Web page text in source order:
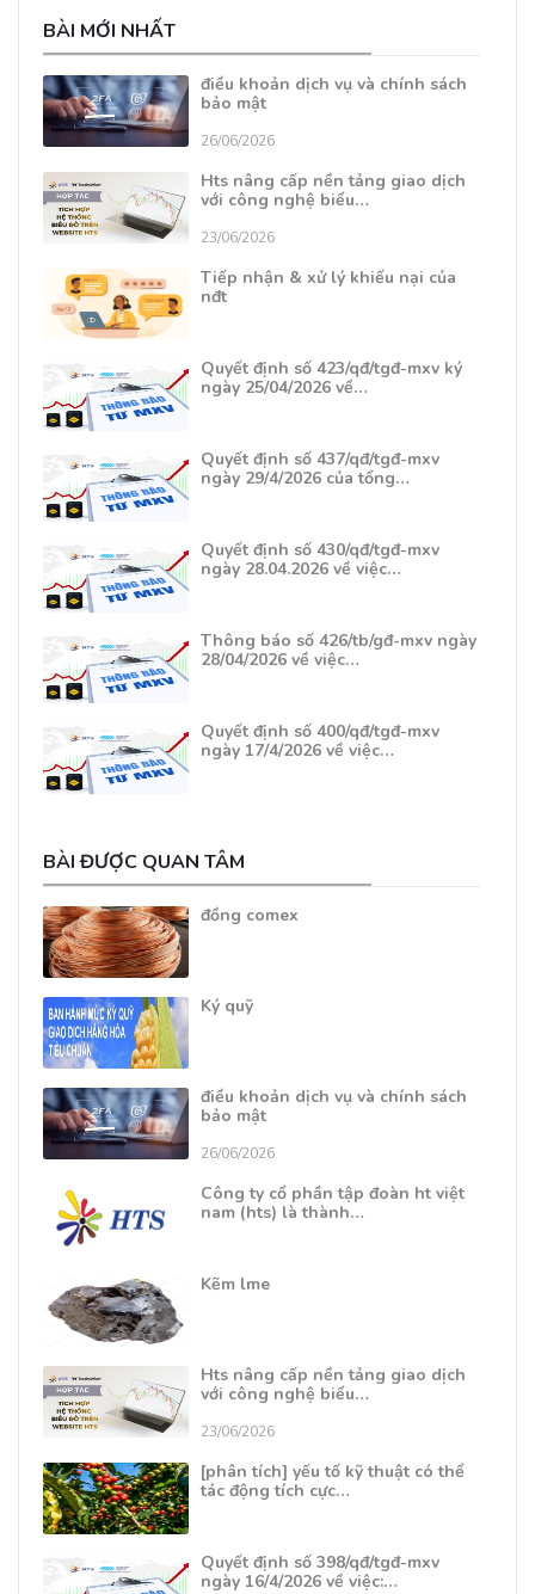
BÀI MỚI NHẤT
điều khoản dịch vụ và chính sách
bảo mật
26/06/2026
Hts nâng cấp nền tảng giao dịch
với công nghệ biểu…
23/06/2026
Tiếp nhận & xử lý khiếu nại của
nđt
Quyết định số 423/qđ/tgđ-mxv ký
ngày 25/04/2026 về…
Quyết định số 437/qđ/tgđ-mxv
ngày 29/4/2026 của tổng…
Quyết định số 430/qđ/tgđ-mxv
ngày 28.04.2026 về việc…
Thông báo số 426/tb/gđ-mxv ngày
28/04/2026 về việc…
Quyết định số 400/qđ/tgđ-mxv
ngày 17/4/2026 về việc…
BÀI ĐƯỢC QUAN TÂM
đồng comex
Ký quỹ
điều khoản dịch vụ và chính sách
bảo mật
26/06/2026
Công ty cổ phần tập đoàn ht việt
nam (hts) là thành…
Kẽm lme
Hts nâng cấp nền tảng giao dịch
với công nghệ biểu…
23/06/2026
[phân tích] yếu tố kỹ thuật có thể
tác động tích cực…
Quyết định số 398/qđ/tgđ-mxv
ngày 16/4/2026 về việc:…